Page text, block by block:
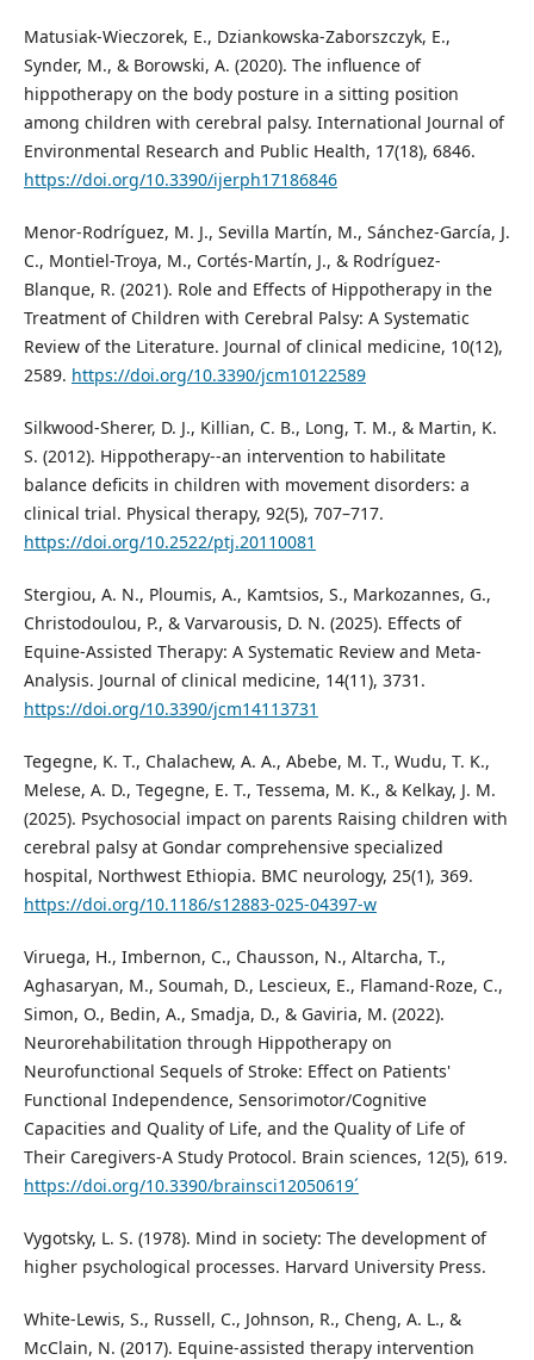
Matusiak-Wieczorek, E., Dziankowska-Zaborszczyk, E.,
Synder, M., & Borowski, A. (2020). The influence of
hippotherapy on the body posture in a sitting position
among children with cerebral palsy. International Journal of
Environmental Research and Public Health, 17(18), 6846.
https://doi.org/10.3390/ijerph17186846
Menor-Rodríguez, M. J., Sevilla Martín, M., Sánchez-García, J.
C., Montiel-Troya, M., Cortés-Martín, J., & Rodríguez-
Blanque, R. (2021). Role and Effects of Hippotherapy in the
Treatment of Children with Cerebral Palsy: A Systematic
Review of the Literature. Journal of clinical medicine, 10(12),
2589. https://doi.org/10.3390/jcm10122589
Silkwood-Sherer, D. J., Killian, C. B., Long, T. M., & Martin, K.
S. (2012). Hippotherapy--an intervention to habilitate
balance deficits in children with movement disorders: a
clinical trial. Physical therapy, 92(5), 707–717.
https://doi.org/10.2522/ptj.20110081
Stergiou, A. N., Ploumis, A., Kamtsios, S., Markozannes, G.,
Christodoulou, P., & Varvarousis, D. N. (2025). Effects of
Equine-Assisted Therapy: A Systematic Review and Meta-
Analysis. Journal of clinical medicine, 14(11), 3731.
https://doi.org/10.3390/jcm14113731
Tegegne, K. T., Chalachew, A. A., Abebe, M. T., Wudu, T. K.,
Melese, A. D., Tegegne, E. T., Tessema, M. K., & Kelkay, J. M.
(2025). Psychosocial impact on parents Raising children with
cerebral palsy at Gondar comprehensive specialized
hospital, Northwest Ethiopia. BMC neurology, 25(1), 369.
https://doi.org/10.1186/s12883-025-04397-w
Viruega, H., Imbernon, C., Chausson, N., Altarcha, T.,
Aghasaryan, M., Soumah, D., Lescieux, E., Flamand-Roze, C.,
Simon, O., Bedin, A., Smadja, D., & Gaviria, M. (2022).
Neurorehabilitation through Hippotherapy on
Neurofunctional Sequels of Stroke: Effect on Patients'
Functional Independence, Sensorimotor/Cognitive
Capacities and Quality of Life, and the Quality of Life of
Their Caregivers-A Study Protocol. Brain sciences, 12(5), 619.
https://doi.org/10.3390/brainsci12050619´
Vygotsky, L. S. (1978). Mind in society: The development of
higher psychological processes. Harvard University Press.
White-Lewis, S., Russell, C., Johnson, R., Cheng, A. L., &
McClain, N. (2017). Equine-assisted therapy intervention